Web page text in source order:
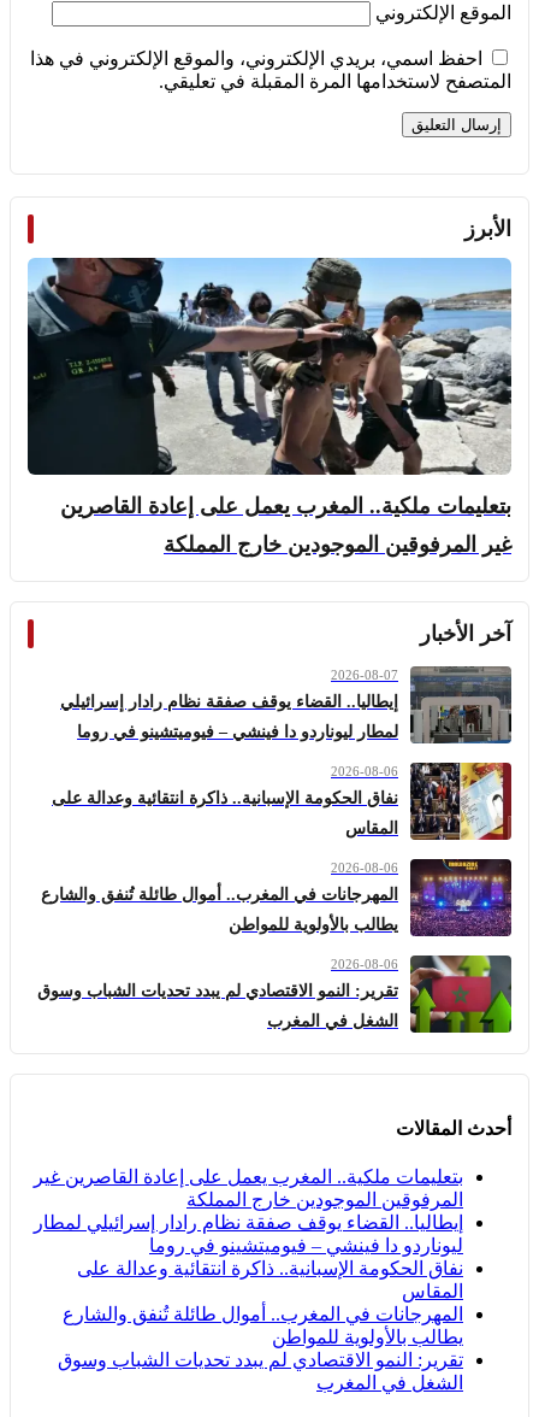
الموقع الإلكتروني
احفظ اسمي، بريدي الإلكتروني، والموقع الإلكتروني في هذا
المتصفح لاستخدامها المرة المقبلة في تعليقي.
الأبرز
بتعليمات ملكية.. المغرب يعمل على إعادة القاصرين
غير المرفوقين الموجودين خارج المملكة
آخر الأخبار
2026-08-07
إيطاليا.. القضاء يوقف صفقة نظام رادار إسرائيلي
لمطار ليوناردو دا فينشي – فيوميتشينو في روما
2026-08-06
نفاق الحكومة الإسبانية.. ذاكرة انتقائية وعدالة على
المقاس
2026-08-06
المهرجانات في المغرب.. أموال طائلة تُنفق والشارع
يطالب بالأولوية للمواطن
2026-08-06
تقرير: النمو الاقتصادي لم يبدد تحديات الشباب وسوق
الشغل في المغرب
أحدث المقالات
بتعليمات ملكية.. المغرب يعمل على إعادة القاصرين غير
المرفوقين الموجودين خارج المملكة
إيطاليا.. القضاء يوقف صفقة نظام رادار إسرائيلي لمطار
ليوناردو دا فينشي – فيوميتشينو في روما
نفاق الحكومة الإسبانية.. ذاكرة انتقائية وعدالة على
المقاس
المهرجانات في المغرب.. أموال طائلة تُنفق والشارع
يطالب بالأولوية للمواطن
تقرير: النمو الاقتصادي لم يبدد تحديات الشباب وسوق
الشغل في المغرب